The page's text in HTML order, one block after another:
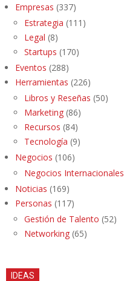
Empresas (337)
Estrategia (111)
Legal (8)
Startups (170)
Eventos (288)
Herramientas (226)
Libros y Reseñas (50)
Marketing (86)
Recursos (84)
Tecnología (9)
Negocios (106)
Negocios Internacionales
Noticias (169)
Personas (117)
Gestión de Talento (52)
Networking (65)
IDEAS